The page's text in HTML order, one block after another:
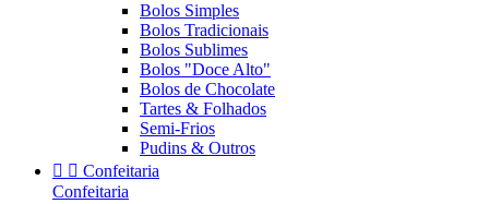
Bolos Simples
Bolos Tradicionais
Bolos Sublimes
Bolos "Doce Alto"
Bolos de Chocolate
Tartes & Folhados
Semi-Frios
Pudins & Outros
  Confeitaria
Confeitaria